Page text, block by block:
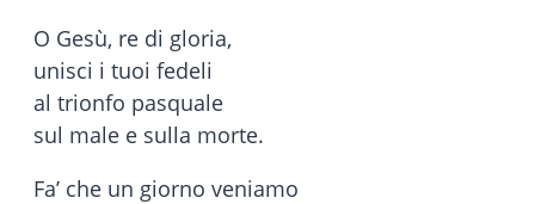
O Gesù, re di gloria,
unisci i tuoi fedeli
al trionfo pasquale
sul male e sulla morte.
Fa’ che un giorno veniamo